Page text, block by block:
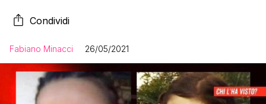
Condividi
Fabiano Minacci 26/05/2021